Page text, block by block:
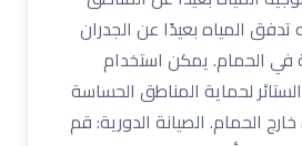
المياه بعيدًا عن الجدران
في الحمام. يمكن استخدام
لحماية المناطق الحساسة
الحمام. الصيانة الدورية: قم